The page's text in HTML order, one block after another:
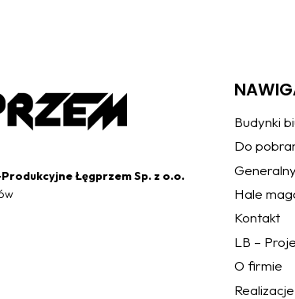
Łęgprzem Sp. z o.o.
Budynki
Do
Hale
Kontakt
LB –
O firmie
Realizacje